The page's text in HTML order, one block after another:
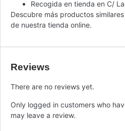
Recogida en tienda en C/
Descubre más productos
de nuestra tienda online.
Reviews
There are no reviews yet.
Only logged in customers who
may leave a review.